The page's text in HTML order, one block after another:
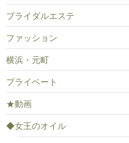
ブライダルエステ
ファッション
横浜・元町
プライベート
★動画
◆女王のオイル